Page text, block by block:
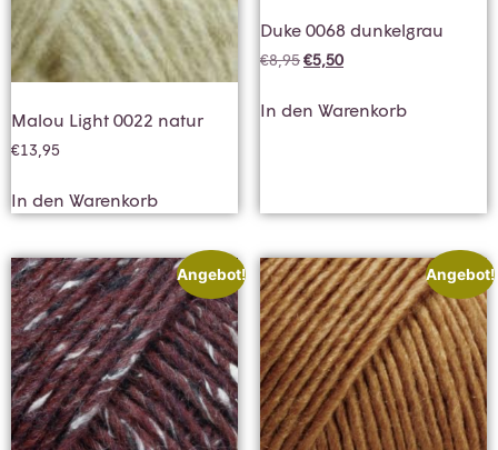
Malou Light 0022 natur
€13,95
In den Warenkorb
Duke 0068 dunkelgrau
€8,95€5,50
In den Warenkorb
Angebot! Angebot!